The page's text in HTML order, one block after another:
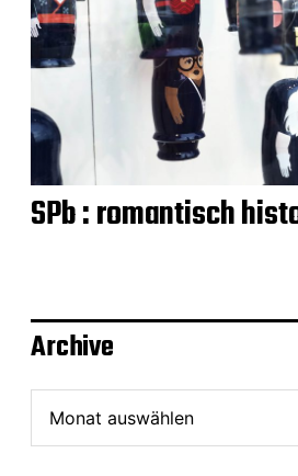
SPb : romantisch
Archive
A
c